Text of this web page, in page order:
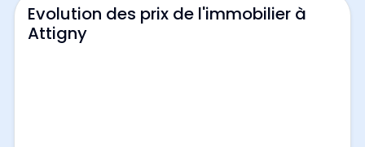
Evolution des prix de l'immobilier à
Attigny